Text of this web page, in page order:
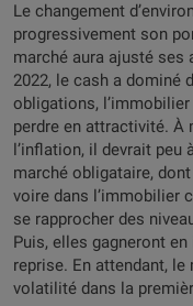
Le changement
progressivement son
marché aura ajusté ses
2022, le cash a dominé
obligations,
perdre en attractivité. À
l’inflation, il devrait peu
marché obligataire,
voire dans l’immobilier
se rapprocher des
Puis, elles gagneront
reprise. En attendant,
volatilité dans la